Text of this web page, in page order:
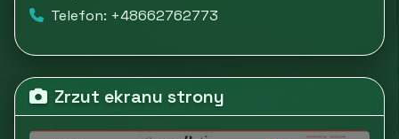
Telefon: +48662762773
Zrzut ekranu strony